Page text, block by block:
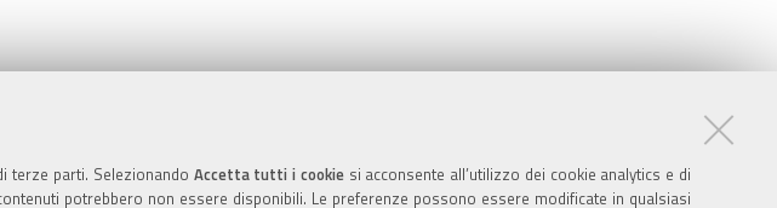
terze parti. Selezionando Accetta tutti i cookiesi acconsente all’utilizzo dei cookie analytics e di
potrebbero non essere disponibili. Le preferenze possono essere modificate in qualsiasi